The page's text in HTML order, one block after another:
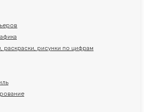
раскраски, рисунки по цифрам